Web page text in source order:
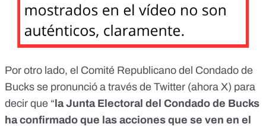
Por otro lado, el Comité Republicano del Condado de
Bucks se pronunció a través de Twitter (ahora X) para
decir que “ la Junta Electoral del Condado de Bucks
ha confirmado que las acciones que se ven en el